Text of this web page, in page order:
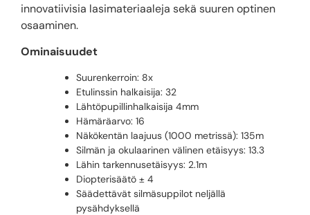
innovatiivisia lasimateriaaleja sekä suuren optinen
osaaminen.
Ominaisuudet
Suurenkerroin: 8x
Etulinssin halkaisija: 32
Lähtöpupillinhalkaisija 4mm
Hämäräarvo: 16
Näkökentän laajuus (1000 metrissä): 135m
Silmän ja okulaarinen välinen etäisyys: 13.3
Lähin tarkennusetäisyys: 2.1m
Diopterisäätö ± 4
Säädettävät silmäsuppilot neljällä
pysähdyksellä